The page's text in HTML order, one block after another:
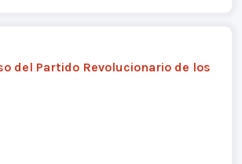
del Partido Revolucionario de los